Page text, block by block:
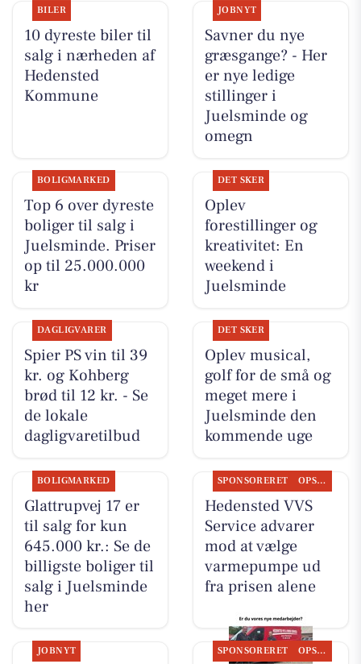
BILER
10 dyreste biler til
salg i nærheden af
Hedensted
Kommune
JOBNYT
Savner du nye
græsgange? - Her
er nye ledige
stillinger i
Juelsminde og
omegn
BOLIGMARKED
Top 6 over dyreste
boliger til salg i
Juelsminde. Priser
op til 25.000.000
kr
DET SKER
Oplev
forestillinger og
kreativitet: En
weekend i
Juelsminde
DAGLIGVARER
Spier PS vin til 39
kr. og Kohberg
brød til 12 kr. - Se
de lokale
dagligvaretilbud
DET SKER
Oplev musical,
golf for de små og
meget mere i
Juelsminde den
kommende uge
BOLIGMARKED
Glattrupvej 17 er
til salg for kun
645.000 kr.: Se de
billigste boliger til
salg i Juelsminde
her
SPONSORERET OPSLAGSTAVLEN
Hedensted VVS
Service advarer
mod at vælge
varmepumpe ud
fra prisen alene
JOBNYT SPONSORERET OPSLAGSTAVLEN